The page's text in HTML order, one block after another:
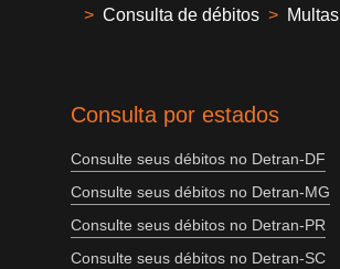
> Consulta de débitos > Multas
Consulta por estados
Consulte seus débitos no Detran-DF
Consulte seus débitos no Detran-MG
Consulte seus débitos no Detran-PR
Consulte seus débitos no Detran-SC